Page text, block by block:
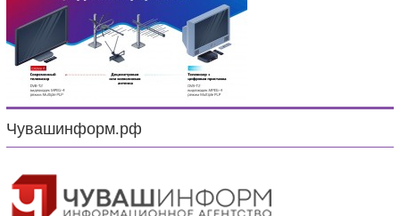
Чувашинформ.рф